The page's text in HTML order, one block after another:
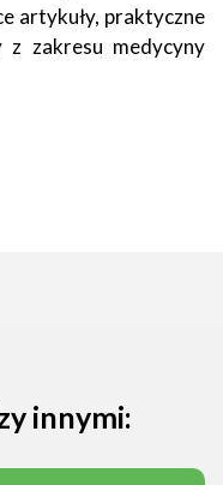
artykuły, praktyczne
zakresu medycyny
innymi: